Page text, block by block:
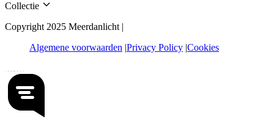
Collectie
Copyright 2025 Meerdanlicht |
Algemene voorwaarden Privacy Policy Cookies